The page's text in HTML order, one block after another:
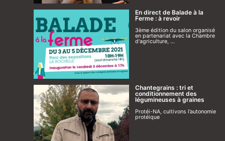
En direct de Balade à la
Ferme : à revoir
3ème édition du salon organisé
en partenariat avec la Chambre
d'agriculture, ...
Chantegrains : tri et
conditionnement des
légumineuses à graines
Protéi-NA, cultivons l’autonomie
protéique